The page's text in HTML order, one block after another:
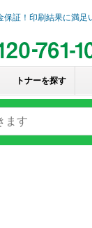
トナーを探す